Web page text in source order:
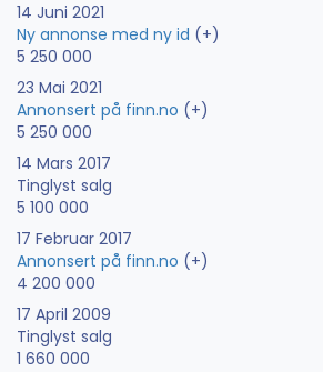
14 Juni 2021
Ny annonse med ny id (+)
5 250 000
23 Mai 2021
Annonsert på finn.no (+)
5 250 000
14 Mars 2017
Tinglyst salg
5 100 000
17 Februar 2017
Annonsert på finn.no (+)
4 200 000
17 April 2009
Tinglyst salg
1 660 000